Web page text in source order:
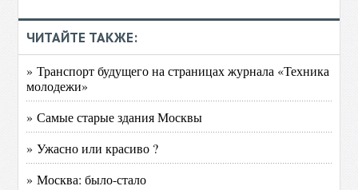
ЧИТАЙТЕ ТАКЖЕ:
» Транспорт будущего на страницах журнала «Техника
молодежи»
» Самые старые здания Москвы
» Ужасно или красиво ?
» Москва: было-стало